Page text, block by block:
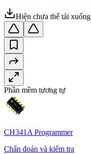
Hiện chưa thể tải xuống
Phần mềm tương tự
CH341A Programmer
Chẩn đoán và kiểm tra